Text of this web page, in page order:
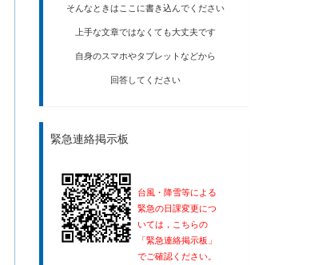
そんなときはここに書き込んでください
上手な文章ではなくても大丈夫です
自身のスマホやタブレットなどから
回答してください
緊急連絡掲示板
台風・降雪等による
緊急の日課変更につ
いては，こちらの
「緊急連絡掲示板」
でご確認ください。